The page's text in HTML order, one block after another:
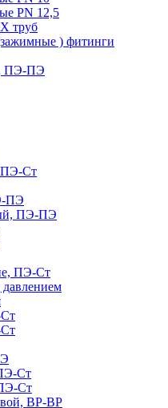
PN 12,5
труб
) фитинги
ПЭ-ПЭ
ПЭ-Ст
ПЭ
ПЭ-ПЭ
ПЭ-Ст
давлением
Ст
Ст
ВР-ВР